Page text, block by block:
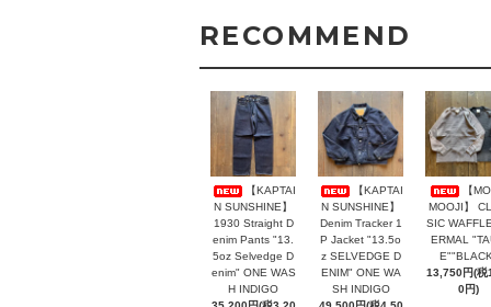
RECOMMEND
【KAPTAI
N SUNSHINE】
1930 Straight D
enim Pants "13.
5oz Selvedge D
enim" ONE WAS
H INDIGO
【KAPTAI
N SUNSHINE】
Denim Tracker 1
P Jacket "13.5o
z SELVEDGE D
ENIM" ONE WA
SH INDIGO
【
MOOJI】
SIC
ERMAL
13,750円(税
0円)